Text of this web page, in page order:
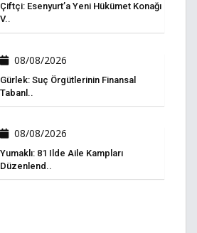
Çiftçi: Esenyurt’a Yeni Hükümet Konağı
V..
08/08/2026
Gürlek: Suç Örgütlerinin Finansal
Tabanl..
08/08/2026
Yumaklı: 81 Ilde Aile Kampları
Düzenlend..